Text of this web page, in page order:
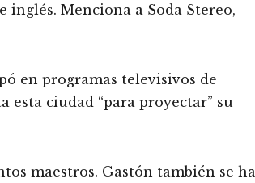
inglés. Menciona a Soda Stereo,
en programas televisivos de
esta ciudad “para proyectar” su
maestros. Gastón también se ha